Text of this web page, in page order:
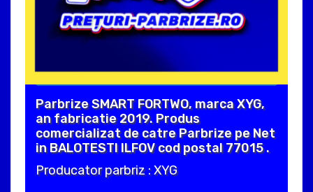
Parbrize SMART FORTWO, marca XYG,
an fabricatie 2019. Produs
comercializat de catre Parbrize pe Net
in BALOTESTI ILFOV cod postal 77015 .
Producator parbriz : XYG